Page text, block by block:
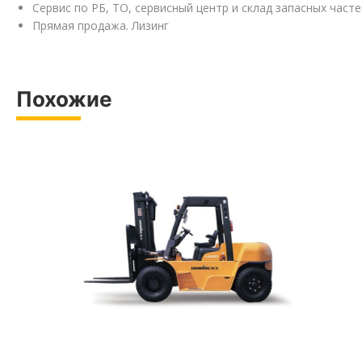
Сервис по РБ, ТО, сервисный центр и склад запасных
Прямая продажа. Лизинг
Похожие